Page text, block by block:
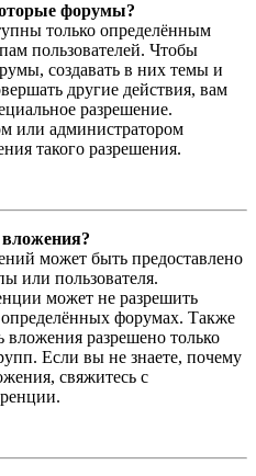
форумы?
только определённым
пользователей. Чтобы
создавать в них темы и
другие действия, вам
разрешение.
или администратором
такого разрешения.
может быть предоставлено
или пользователя.
может не разрешить
форумах. Также
вложения разрешено только
Если вы не знаете, почему
свяжитесь с